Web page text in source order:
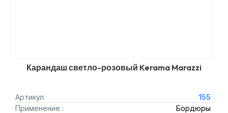
Карандаш светло-розовый Kerama Marazzi
Артикул
155
Применение :
Бордюры